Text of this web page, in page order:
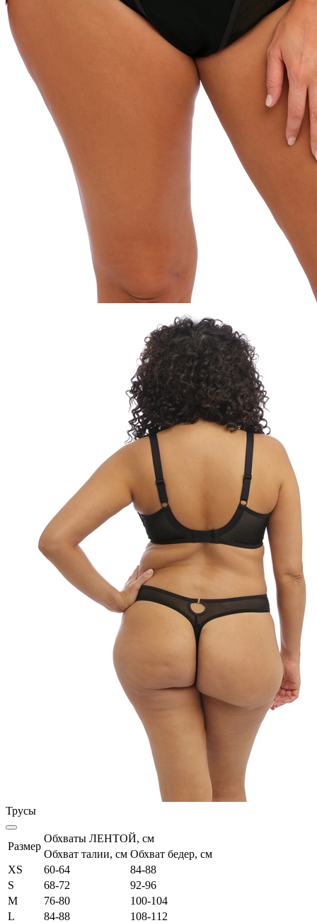
Трусы
Размер
Обхваты ЛЕНТОЙ, см
Обхват талии, см Обхват бедер, см
XS
60-64
84-88
S
68-72
92-96
M
76-80
100-104
L
84-88
108-112